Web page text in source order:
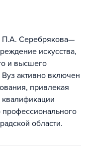
П.А. Серебрякова—
искусства,
и высшего
активно включен
привлекая
профессионального
области.